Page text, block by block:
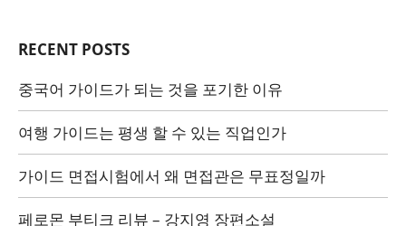
RECENT POSTS
중국어 가이드가 되는 것을 포기한 이유
여행 가이드는 평생 할 수 있는 직업인가
가이드 면접시험에서 왜 면접관은 무표정일까
페로몬 부티크 리뷰 – 강지영 장편소설